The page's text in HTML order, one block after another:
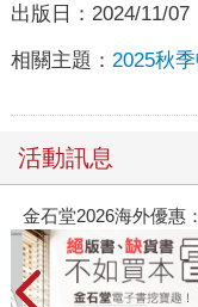
出版日： 2024/11/07
相關主題： 2025秋
活動訊息
金石堂2026海外優惠